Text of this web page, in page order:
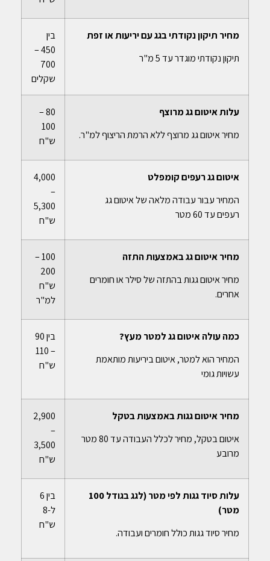
מחיר תיקון נקודתי בגג עם יריעות או זפת
תיקון נקודתי מוגדר עד 5 מ"ר
בין
450 –
700
שקלים
עלות איטום גג מרוצף
מחיר איטום גג מרוצף ללא הרמת הריצוף למ"ר.
80 –
100
ש"ח
איטום גג רעפים קומפלט
המחיר עבור עבודה מלאה של איטום גג
רעפים עד 60 מטר
4,000
–
5,300
ש"ח
מחיר איטום גג באמצעות התזה
מחיר איטום גגות בהתזה של סילר או חומרים
אחרים.
100 –
200
ש"ח
למ"ר
כמה עולה איטום גג למטר מעץ?
המחיר הוא למטר, איטום ביריעות מותאמת
עשויות גומי
בין 90
– 110
ש"ח
מחיר איטום גגות באמצעות בטקל
איטום בטקל, מחיר לכלל העבודה עד 80 מטר
מרובע
2,900
–
3,500
ש"ח
עלות סיוד גגות לפי מטר (לגג בגודל 100
מטר)
מחיר סיוד גגות כולל חומרים ועבודה.
בין 6
ל-8
ש"ח